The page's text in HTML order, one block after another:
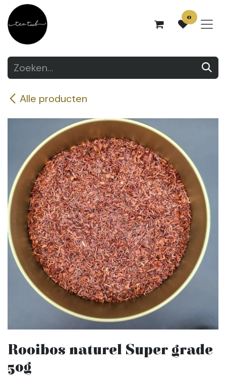
Overslaan naar inhoud
0
Alle producten
Rooibos naturel Super grade
50g